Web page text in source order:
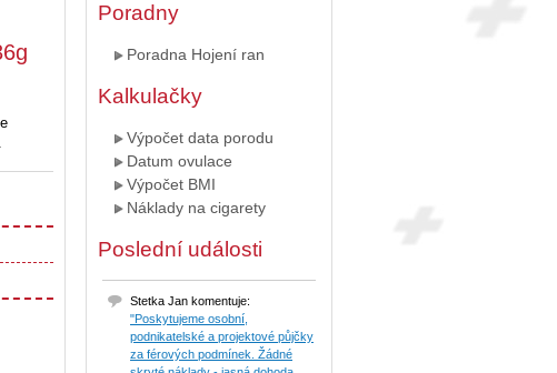
Poradny
Poradna Hojení ran
Kalkulačky
Výpočet data porodu
Datum ovulace
Výpočet BMI
Náklady na cigarety
Poslední události
Stetka Jan komentuje:
"Poskytujeme osobní,
podnikatelské a projektové půjčky
za férových podmínek. Žádné